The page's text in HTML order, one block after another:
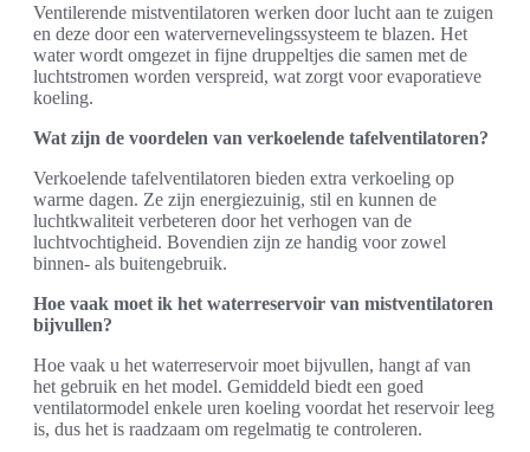
Ventilerende mistventilatoren werken door lucht aan te zuigen
en deze door een watervernevelingssysteem te blazen. Het
water wordt omgezet in fijne druppeltjes die samen met de
luchtstromen worden verspreid, wat zorgt voor evaporatieve
koeling.
Wat zijn de voordelen van verkoelende tafelventilatoren?
Verkoelende tafelventilatoren bieden extra verkoeling op
warme dagen. Ze zijn energiezuinig, stil en kunnen de
luchtkwaliteit verbeteren door het verhogen van de
luchtvochtigheid. Bovendien zijn ze handig voor zowel
binnen- als buitengebruik.
Hoe vaak moet ik het waterreservoir van mistventilatoren
bijvullen?
Hoe vaak u het waterreservoir moet bijvullen, hangt af van
het gebruik en het model. Gemiddeld biedt een goed
ventilatormodel enkele uren koeling voordat het reservoir leeg
is, dus het is raadzaam om regelmatig te controleren.